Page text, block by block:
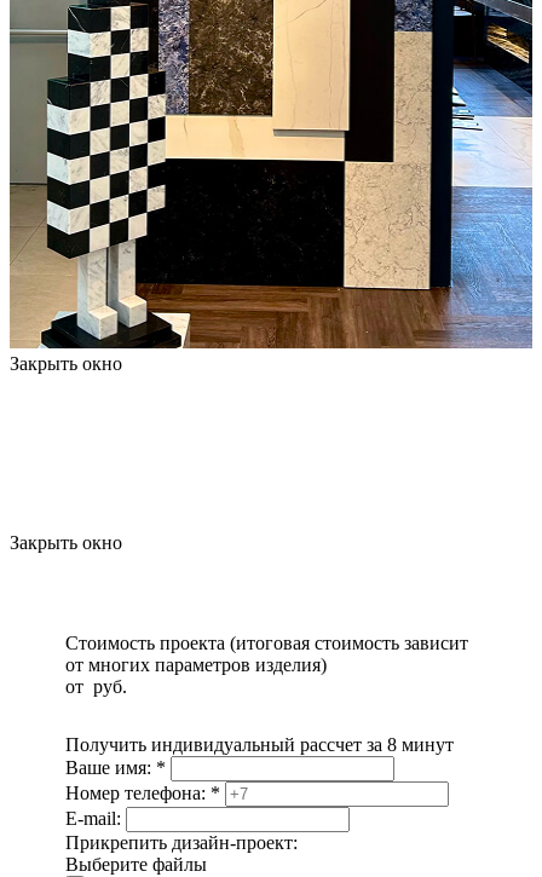
Закрыть окно
Закрыть окно
Стоимость проекта (итоговая стоимость зависит
от многих параметров изделия)
от руб.
Получить индивидуальный рассчет за 8 минут
Ваше имя: *
Номер телефона: *
E-mail:
Прикрепить дизайн-проект:
Выберите файлы